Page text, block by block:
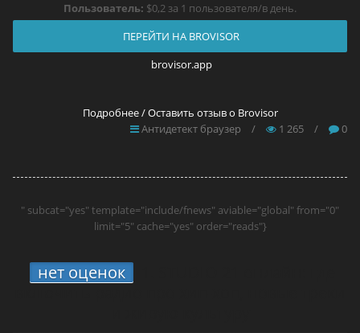
Пользователь: $0,2 за 1 пользователя/в день.
ПЕРЕЙТИ НА BROVISOR
brovisor.app
Подробнее / Оставить отзыв о Brovisor
Антидетект браузер
/ 1 265 / 0
" subcat="yes" template="include/fnews" aviable="global" from="0"
limit="5" cache="yes" order="reads"}
нет оценок